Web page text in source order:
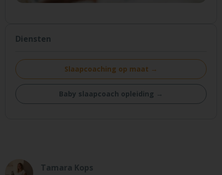
Diensten
Slaapcoaching op maat →
Baby slaapcoach opleiding →
Tamara Kops